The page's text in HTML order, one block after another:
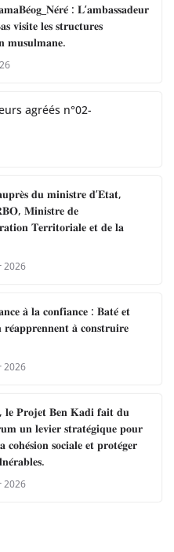
: 𝐋’𝐚𝐦𝐛𝐚𝐬𝐬𝐚𝐝𝐞𝐮𝐫
𝐯𝐢𝐬𝐢𝐭𝐞 𝐥𝐞𝐬 𝐬𝐭𝐫𝐮𝐜𝐭𝐮𝐫𝐞𝐬
𝐦𝐮𝐬𝐮𝐥𝐦𝐚𝐧𝐞.
agréés n°02-
𝐝𝐮 𝐦𝐢𝐧𝐢𝐬𝐭𝐫𝐞 𝐝’𝐄𝐭𝐚𝐭,
𝐌𝐢𝐧𝐢𝐬𝐭𝐫𝐞 𝐝𝐞
𝐓𝐞𝐫𝐫𝐢𝐭𝐨𝐫𝐢𝐚𝐥𝐞 𝐞𝐭 𝐝𝐞 𝐥𝐚
2026
𝐚̀ 𝐥𝐚 𝐜𝐨𝐧𝐟𝐢𝐚𝐧𝐜𝐞 : 𝐁𝐚𝐭𝐞́ 𝐞𝐭
𝐚̀ 𝐜𝐨𝐧𝐬𝐭𝐫𝐮𝐢𝐫𝐞
2026
𝐏𝐫𝐨𝐣𝐞𝐭 𝐁𝐞𝐧 𝐊𝐚𝐝𝐢 𝐟𝐚𝐢𝐭 𝐝𝐮
𝐮𝐧 𝐥𝐞𝐯𝐢𝐞𝐫 𝐬𝐭𝐫𝐚𝐭𝐞́𝐠𝐢𝐪𝐮𝐞 𝐩𝐨𝐮𝐫
𝐜𝐨𝐡𝐞́𝐬𝐢𝐨𝐧 𝐬𝐨𝐜𝐢𝐚𝐥𝐞 𝐞𝐭 𝐩𝐫𝐨𝐭𝐞́𝐠𝐞𝐫
2026